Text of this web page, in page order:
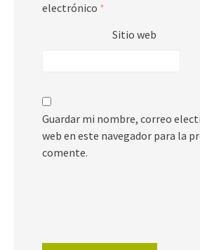
electrónico *
Sitio web
Guardar mi nombre, correo
web en este navegador para la
comente.